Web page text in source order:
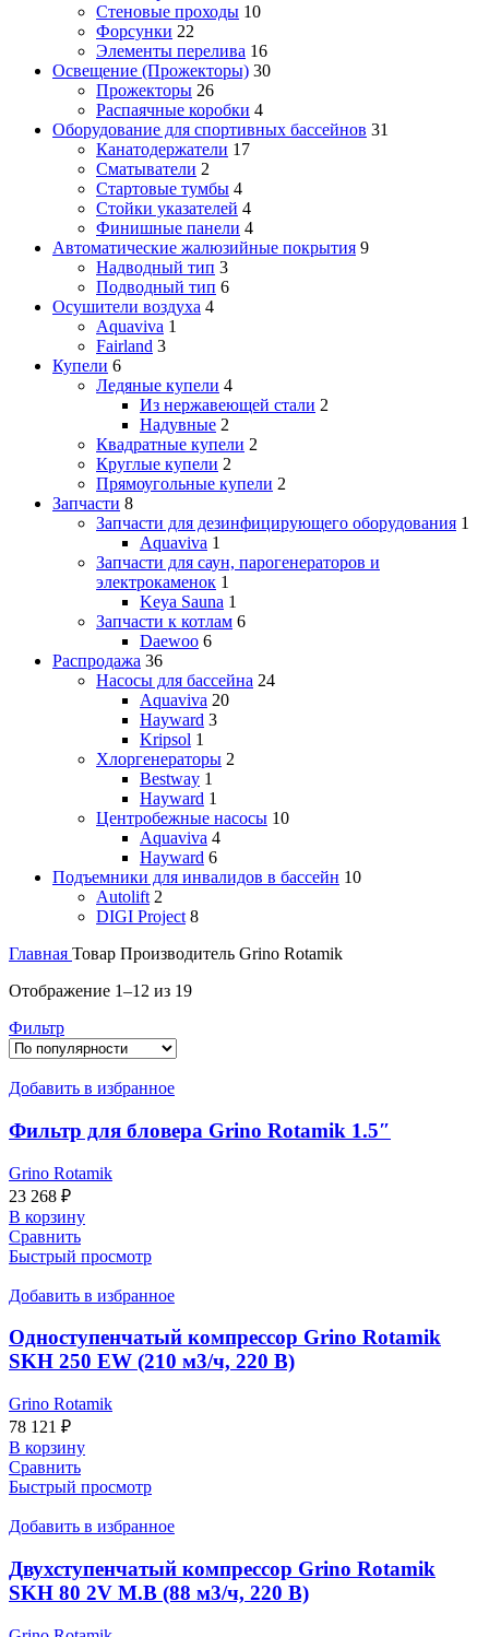
Стеновые проходы 10
Форсунки 22
Элементы перелива 16
Освещение (Прожекторы) 30
Прожекторы 26
Распаячные коробки 4
Оборудование для спортивных бассейнов 31
Канатодержатели 17
Сматыватели 2
Стартовые тумбы 4
Стойки указателей 4
Финишные панели 4
Автоматические жалюзийные покрытия 9
Надводный тип 3
Подводный тип 6
Осушители воздуха 4
Aquaviva 1
Fairland 3
Купели 6
Ледяные купели 4
Из нержавеющей стали 2
Надувные 2
Квадратные купели 2
Круглые купели 2
Прямоугольные купели 2
Запчасти 8
Запчасти для дезинфицирующего оборудования 1
Aquaviva 1
Запчасти для саун, парогенераторов и
электрокаменок 1
Keya Sauna 1
Запчасти к котлам 6
Daewoo 6
Распродажа 36
Насосы для бассейна 24
Aquaviva 20
Hayward 3
Kripsol 1
Хлоргенераторы 2
Bestway 1
Hayward 1
Центробежные насосы 10
Aquaviva 4
Hayward 6
Подъемники для инвалидов в бассейн 10
Autolift 2
DIGI Project 8
Главная Товар Производитель Grino Rotamik
Отображение 1–12 из 19Сортировка:
Фильтр
Добавить в избранное
Фильтр для бловера Grino Rotamik 1.5″
Grino Rotamik
23 268 ₽
В корзину
Сравнить
Быстрый просмотр
Добавить в избранное
Одноступенчатый компрессор Grino Rotamik
SKH 250 EW (210 м3/ч, 220 В)
Grino Rotamik
78 121 ₽
В корзину
Сравнить
Быстрый просмотр
Добавить в избранное
Двухступенчатый компрессор Grino Rotamik
SKH 80 2V М.В (88 м3/ч, 220 В)